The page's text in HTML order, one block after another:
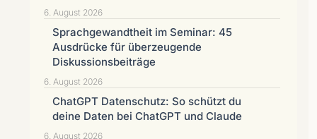
6. August 2026
Sprachgewandtheit im Seminar: 45
Ausdrücke für überzeugende
Diskussionsbeiträge
6. August 2026
ChatGPT Datenschutz: So schützt du
deine Daten bei ChatGPT und Claude
6. August 2026